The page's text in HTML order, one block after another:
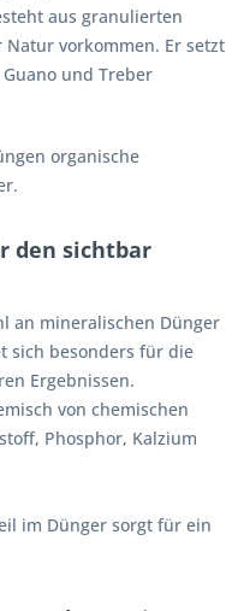
aus granulierten
vorkommen. Er setzt
und Treber
organische
den sichtbar
an mineralischen Dünger
sich besonders für die
Ergebnissen.
von chemischen
Phosphor, Kalzium
im Dünger sorgt für ein